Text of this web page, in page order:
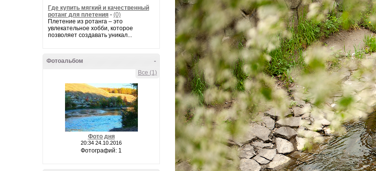
Где купить мягкий и качественный
ротанг для плетения - (0)
Плетение из ротанга – это
увлекательное хобби, которое
позволяет создавать уникал...
-
Фотоальбом
Все (1)
Фото дня
20:34 24.10.2016
Фотографий: 1